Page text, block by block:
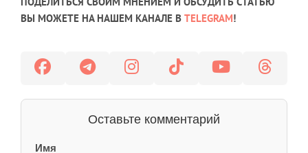
ВЫ МОЖЕТЕ НА НАШЕМ КАНАЛЕ В TELEGRAM!
Оставьте комментарий
Имя